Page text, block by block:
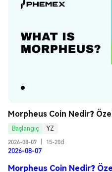
Morpheus Coin Nedir?
Başlangıç
YZ
2026-08-07
15-20d
2026-08-07
Morpheus Coin Nedir?